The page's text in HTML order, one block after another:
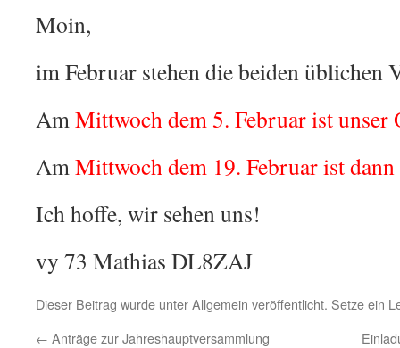
Moin,
im Februar stehen die beiden üblichen
AmMittwoch dem 5. Februar ist unser
AmMittwoch dem 19. Februar ist
Ich hoffe, wir sehen uns!
vy 73 Mathias DL8ZAJ
Dieser Beitrag wurde unterAllgemein veröffentlicht. Setze ein
← Anträge zur Jahreshauptversammlung